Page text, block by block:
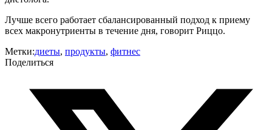
Лучше всего работает сбалансированный подход к приему
всех макронутриенты в течение дня, говорит Риццо.
Метки:диеты, продукты, фитнес
Поделиться